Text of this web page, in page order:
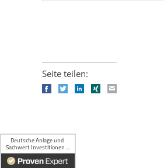
Seite teilen:
FacebookTwitterLinkedIn
Xing